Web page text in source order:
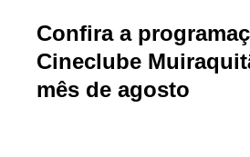
Confira a
Cineclube
mês de agosto